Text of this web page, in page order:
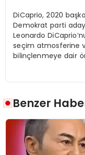
DiCaprio, 2020
Demokrat parti
Leonardo
seçim atmosferine
bilinçlenmeye dair
Benzer